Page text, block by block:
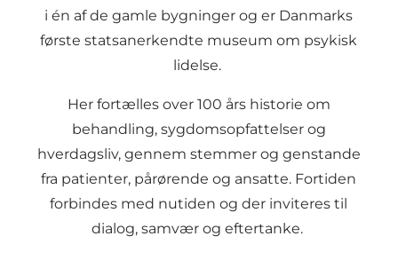
i én af de gamle bygninger og er Danmarks
første statsanerkendte museum om psykisk
lidelse.
Her fortælles over 100 års historie om
behandling, sygdomsopfattelser og
hverdagsliv, gennem stemmer og genstande
fra patienter, pårørende og ansatte. Fortiden
forbindes med nutiden og der inviteres til
dialog, samvær og eftertanke.